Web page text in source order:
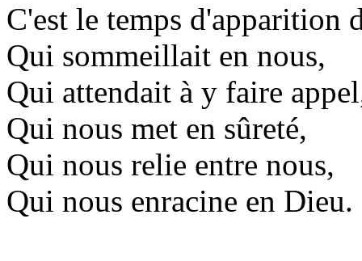
C'est le temps d'apparition
Qui sommeillait en nous,
Qui attendait à y faire
Qui nous met en sûreté,
Qui nous relie entre nous,
Qui nous enracine en Dieu.